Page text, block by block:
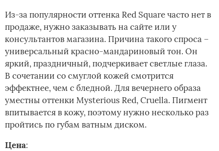
Из-за популярности оттенка Red Square часто нет в
продаже, нужно заказывать на сайте или у
консультантов магазина. Причина такого спроса –
универсальный красно-мандариновый тон. Он
яркий, праздничный, подчеркивает светлые глаза.
В сочетании со смуглой кожей смотрится
эффектнее, чем с бледной. Для вечернего образа
уместны оттенки Mysterious Red, Cruella. Пигмент
впитывается в кожу, поэтому нужно несколько раз
пройтись по губам ватным диском.
Цена: